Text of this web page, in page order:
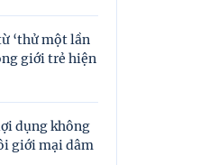
‘thử một lần
giới trẻ hiện
dụng không
giới mại dâm